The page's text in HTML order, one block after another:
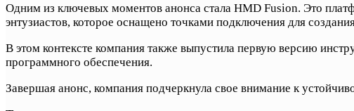
Одним из ключевых моментов анонса стала HMD Fusion. Это
энтузиастов, которое оснащено точками подключения для
В этом контексте компания также выпустила первую версию
программного обеспечения.
Завершая анонс, компания подчеркнула свое внимание к